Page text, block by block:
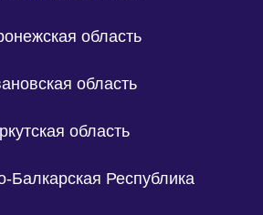
область
область
область
Балкарская Республика